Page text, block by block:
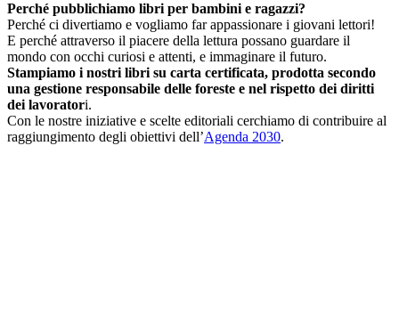
Perché pubblichiamo libri per bambini e ragazzi?
Perché ci divertiamo e vogliamo far appassionare i giovani lettori!
E perché attraverso il piacere della lettura possano guardare il
mondo con occhi curiosi e attenti, e immaginare il futuro.
Stampiamo i nostri libri su carta certificata, prodotta secondo
una gestione responsabile delle foreste e nel rispetto dei diritti
dei lavoratori.
Con le nostre iniziative e scelte editoriali cerchiamo di contribuire al
raggiungimento degli obiettivi dell’Agenda 2030.